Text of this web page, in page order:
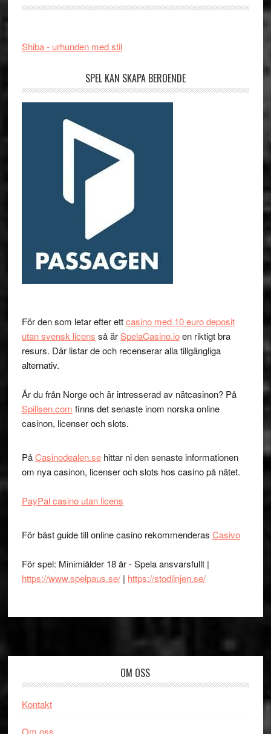
Shiba - urhunden med stil
SPEL KAN SKAPA BEROENDE
För den som letar efter ettcasino med 10 euro deposit
utan svensk licens så ärSpelaCasino.ioen riktigt bra
resurs. Där listar de och recenserar alla tillgängliga
alternativ.
Är du från Norge och är intresserad av nätcasinon? På
Spillsen.com finns det senaste inom norska online
casinon, licenser och slots.
PåCasinodealen.sehittar ni den senaste informationen
om nya casinon, licenser och slots hos casino på nätet.
PayPal casino utan licens
För bäst guide till online casino rekommenderas Casivo
För spel: Minimiålder 18 år - Spela ansvarsfullt |
https://www.spelpaus.se/| https://stodlinjen.se/
OM OSS
Kontakt
Om oss